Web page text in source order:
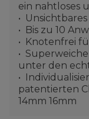
ein nahtloses
Bis zu 10
Knotenfrei
unter den
patentierten
14mm 16mm